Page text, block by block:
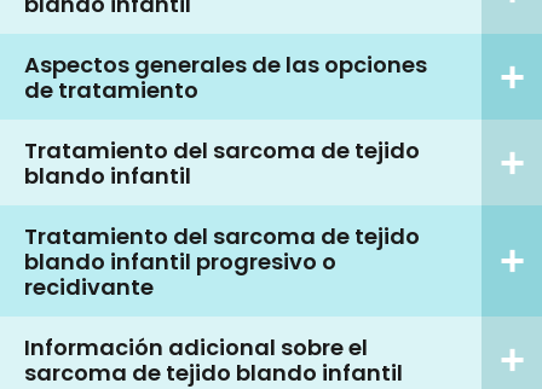
Aspectos generales de las opciones
de tratamiento
Tratamiento del sarcoma de tejido
blando infantil
Tratamiento del sarcoma de tejido
blando infantil progresivo o
recidivante
Información adicional sobre el
sarcoma de tejido blando infantil